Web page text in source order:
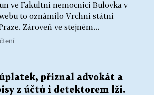
ve Fakultní nemocnici Bulovka v
webu to oznámilo Vrchní státní
Zároveň ve stejném...
přiznal advokát a
z účtů i detektorem lži.